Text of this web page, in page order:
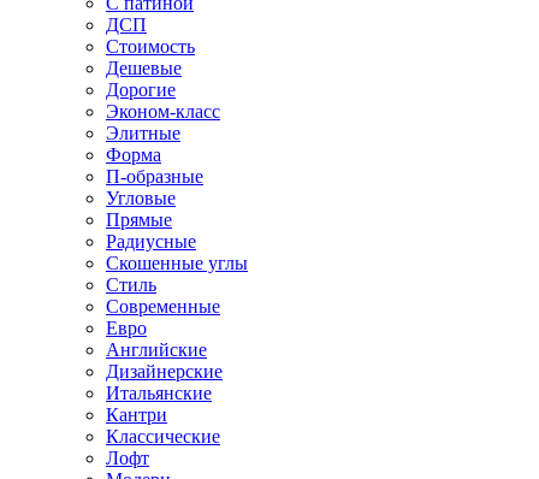
ДСП
Стоимость
Дешевые
Дорогие
Эконом-класс
Элитные
Форма
П-образные
Угловые
Прямые
Радиусные
Скошенные углы
Стиль
Современные
Евро
Английские
Дизайнерские
Итальянские
Кантри
Классические
Лофт